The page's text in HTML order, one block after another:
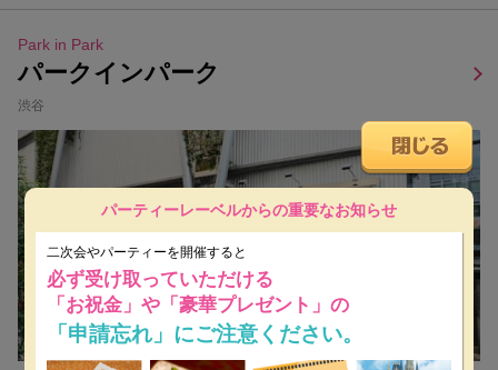
Park in Park
パークインパーク
渋谷
パーティーレーベルからの重要なお知らせ
二次会やパーティーを開催すると
必ず受け取っていただける
「お祝金」や「豪華プレゼント」の
「申請忘れ」にご注意ください。